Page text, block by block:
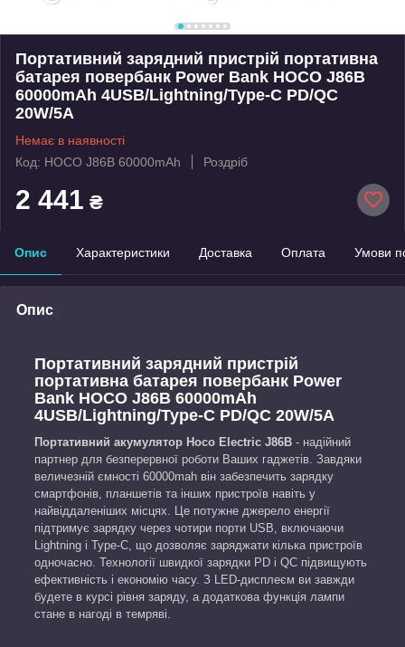
Портативний зарядний пристрій портативна
батарея повербанк Power Bank HOCO J86B
60000mAh 4USB/Lightning/Type-C PD/QC
20W/5A
Немає в наявності
Код: HOCO J86B 60000mAh
Роздріб
2 441 ₴
Опис Характеристики Доставка Оплата Умови
Опис
Портативний зарядний пристрій
портативна батарея повербанк Power
Bank HOCO J86B 60000mAh
4USB/Lightning/Type-C PD/QC 20W/5A
Портативний акумулятор Hoco Electric J86B - надійний
партнер для безперервної роботи Ваших гаджетів. Завдяки
величезній ємності 60000mah він забезпечить зарядку
смартфонів, планшетів та інших пристроїв навіть у
найвіддаленіших місцях. Це потужне джерело енергії
підтримує зарядку через чотири порти USB, включаючи
Lightning і Type-C, що дозволяє заряджати кілька пристроїв
одночасно. Технології швидкої зарядки PD і QC підвищують
ефективність і економію часу. З LED-дисплеєм ви завжди
будете в курсі рівня заряду, а додаткова функція лампи
стане в нагоді в темряві.